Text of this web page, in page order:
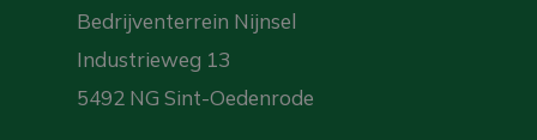
Bedrijventerrein Nijnsel
Industrieweg 13
5492 NG Sint-Oedenrode